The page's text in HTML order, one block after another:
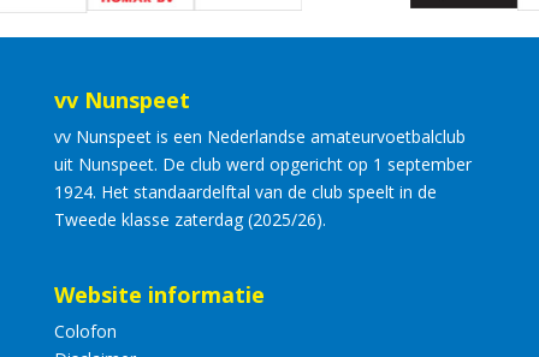
vv Nunspeet
vv Nunspeet is een Nederlandse amateurvoetbalclub
uit Nunspeet. De club werd opgericht op 1 september
1924. Het standaardelftal van de club speelt in de
Tweede klasse zaterdag (2025/26).
Website informatie
Colofon